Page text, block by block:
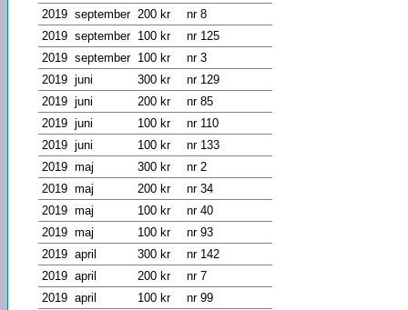
2019 september 200 kr
nr 8
2019 september 100 kr
nr 125
2019 september 100 kr
nr 3
2019 juni 300 kr
nr 129
2019 juni 200 kr
nr 85
2019 juni 100 kr
nr 110
2019 juni 100 kr
nr 133
2019 maj 300 kr
nr 2
2019 maj 200 kr
nr 34
2019 maj 100 kr
nr 40
2019 maj 100 kr
nr 93
2019 april 300 kr
nr 142
2019 april 200 kr
nr 7
2019 april 100 kr
nr 99